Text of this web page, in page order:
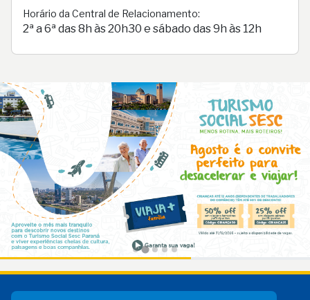
Horário da Central de Relacionamento:
2ª a 6ª das 8h às 20h30 e sábado das 9h às 12h